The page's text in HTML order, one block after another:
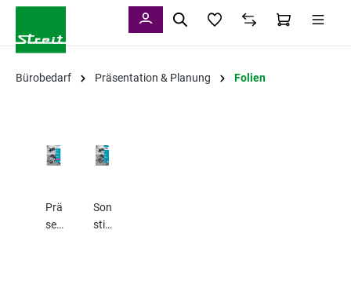
Bürobedarf Präsentation & Planung Folien
Prä
sen
Son
stig